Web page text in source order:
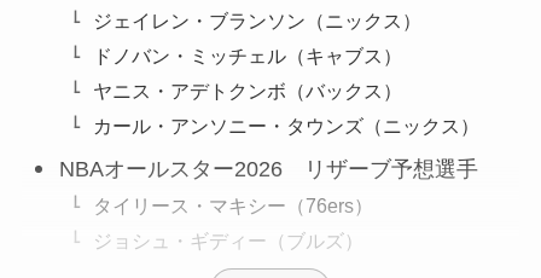
ジェイレン・ブランソン（ニックス）
ドノバン・ミッチェル（キャブス）
ヤニス・アデトクンボ（バックス）
カール・アンソニー・タウンズ（ニックス）
NBAオールスター2026 リザーブ予想選手
タイリース・マキシー（76ers）
ジョシュ・ギディー（ブルズ）